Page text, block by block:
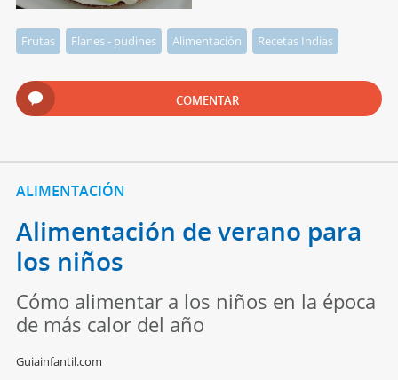
Frutas Flanes - pudines Alimentación Recetas Indias
COMENTAR
ALIMENTACIÓN
Alimentación de verano para
los niños
Cómo alimentar a los niños en la época
de más calor del año
Guiainfantil.com